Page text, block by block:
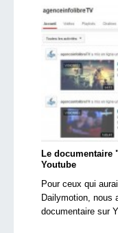
Le documentaire
Youtube
Pour ceux qui
Dailymotion, nous
documentaire sur